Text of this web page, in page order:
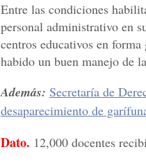
Entre las condiciones
personal administrativo en
centros educativos en
habido un buen manejo de
Además: Secretaría de
desaparecimiento de
Dato. 12,000 docentes